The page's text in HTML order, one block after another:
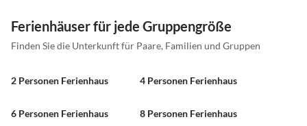
Ferienhäuser für jede Gruppengröße
Finden Sie die Unterkunft für Paare, Familien und Gruppen
2 Personen Ferienhaus 4 Personen Ferienhaus
6 Personen Ferienhaus 8 Personen Ferienhaus